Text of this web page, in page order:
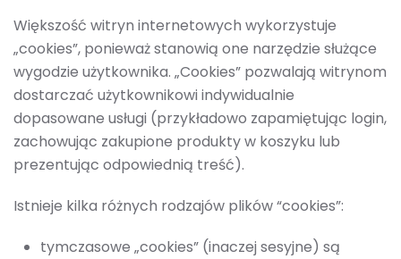
Większość witryn internetowych wykorzystuje
„cookies”, ponieważ stanowią one narzędzie służące
wygodzie użytkownika. „Cookies” pozwalają witrynom
dostarczać użytkownikowi indywidualnie
dopasowane usługi (przykładowo zapamiętując login,
zachowując zakupione produkty w koszyku lub
prezentując odpowiednią treść).
Istnieje kilka różnych rodzajów plików “cookies”:
tymczasowe „cookies” (inaczej sesyjne) są